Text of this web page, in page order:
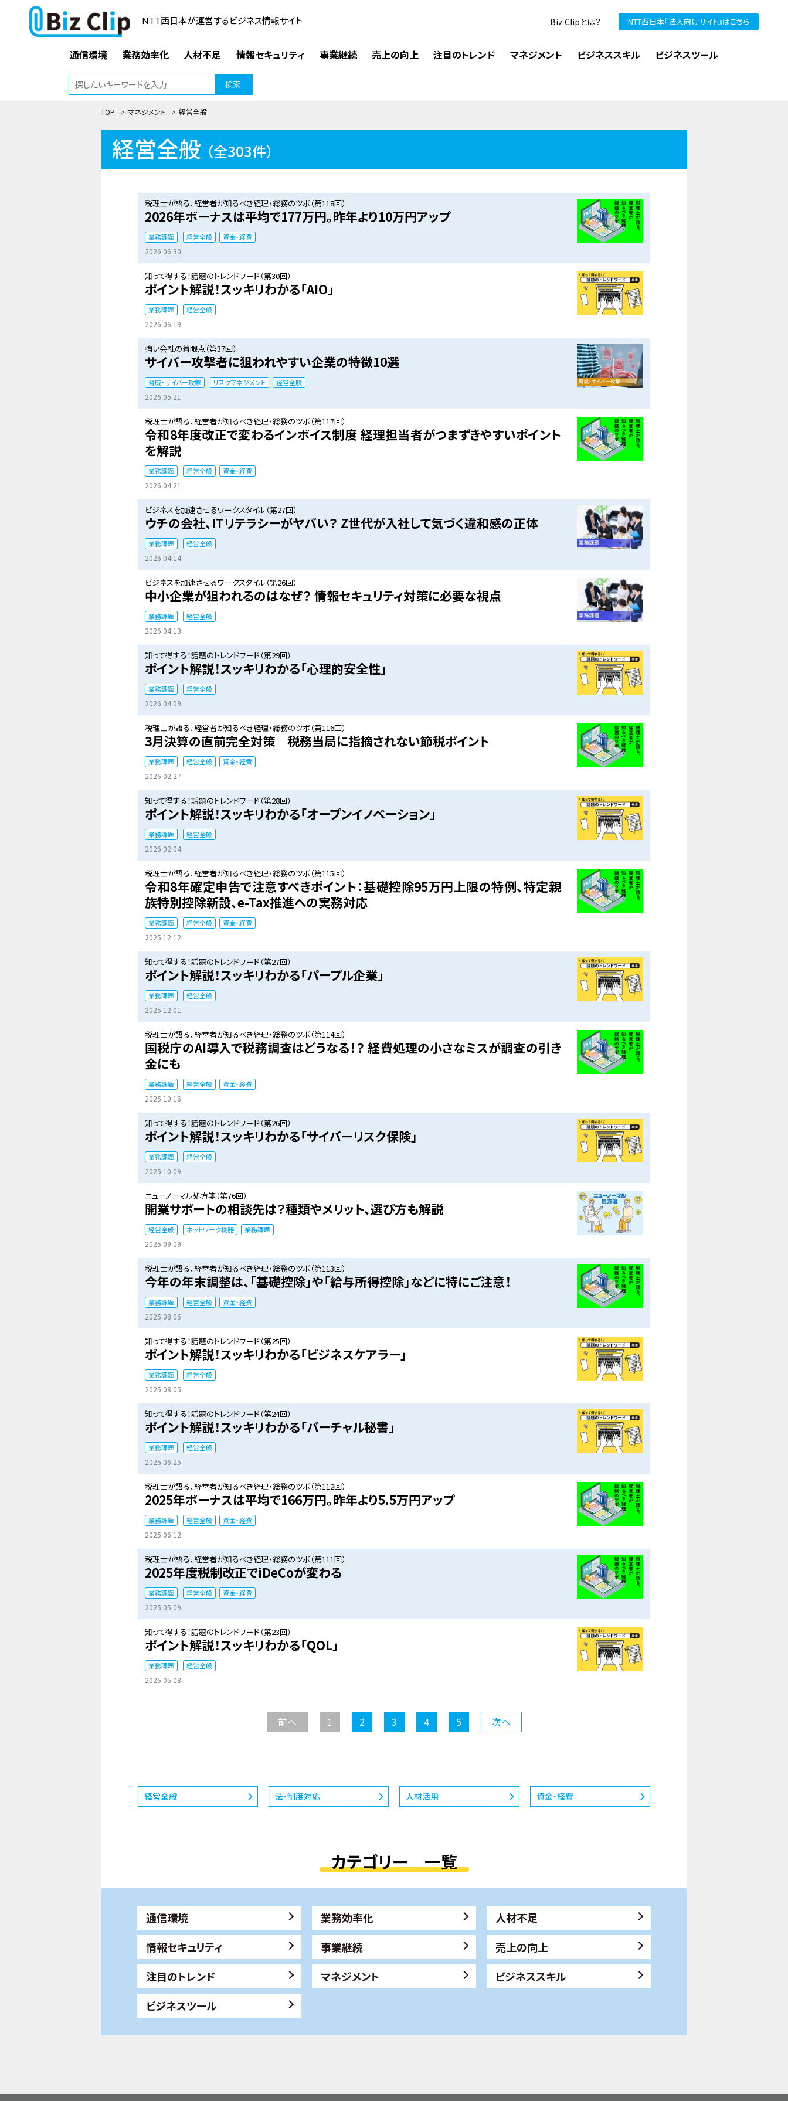
NTT西日本が運営するビジネス情報サイト Biz Clipとは？ NTT西日本『法人向けサイト』はこちら
通信環境 業務効率化 人材不足 情報セキュリティ 事業継続 売上の向上 注目のトレンド マネジメント ビジネススキル ビジネスツール
検索
TOP > マネジメント > 経営全般
経営全般 （全303件）
税理士が語る、経営者が知るべき経理・総務のツボ（第118回）
2026年ボーナスは平均で177万円。昨年より10万円アップ
業務課題 経営全般 資金・経費
2026.06.30
知って得する！話題のトレンドワード（第30回）
ポイント解説！スッキリわかる「AIO」
業務課題 経営全般
2026.06.19
強い会社の着眼点（第37回）
サイバー攻撃者に狙われやすい企業の特徴10選
脅威・サイバー攻撃 リスクマネジメント 経営全般
2026.05.21
税理士が語る、経営者が知るべき経理・総務のツボ（第117回）
令和8年度改正で変わるインボイス制度 ――経理担当者がつまずきやすいポイント
を解説
業務課題 経営全般 資金・経費
2026.04.21
ビジネスを加速させるワークスタイル（第27回）
ウチの会社、ITリテラシーがヤバい？ Z世代が入社して気づく違和感の正体
業務課題 経営全般
2026.04.14
ビジネスを加速させるワークスタイル（第26回）
中小企業が狙われるのはなぜ？ 情報セキュリティ対策に必要な視点
業務課題 経営全般
2026.04.13
知って得する！話題のトレンドワード（第29回）
ポイント解説！スッキリわかる「心理的安全性」
業務課題 経営全般
2026.04.09
税理士が語る、経営者が知るべき経理・総務のツボ（第116回）
3月決算の直前完全対策 税務当局に指摘されない節税ポイント
業務課題 経営全般 資金・経費
2026.02.27
知って得する！話題のトレンドワード（第28回）
ポイント解説！スッキリわかる「オープンイノベーション」
業務課題 経営全般
2026.02.04
税理士が語る、経営者が知るべき経理・総務のツボ（第115回）
令和8年確定申告で注意すべきポイント：基礎控除95万円上限の特例、特定親
族特別控除新設、e-Tax推進への実務対応
業務課題 経営全般 資金・経費
2025.12.12
知って得する！話題のトレンドワード（第27回）
ポイント解説！スッキリわかる「パープル企業」
業務課題 経営全般
2025.12.01
税理士が語る、経営者が知るべき経理・総務のツボ（第114回）
国税庁のAI導入で税務調査はどうなる！？ 経費処理の小さなミスが調査の引き
金にも
業務課題 経営全般 資金・経費
2025.10.16
知って得する！話題のトレンドワード（第26回）
ポイント解説！スッキリわかる「サイバーリスク保険」
業務課題 経営全般
2025.10.09
ニューノーマル処方箋（第76回）
開業サポートの相談先は？種類やメリット、選び方も解説
経営全般 ネットワーク機器 業務課題
2025.09.09
税理士が語る、経営者が知るべき経理・総務のツボ（第113回）
今年の年末調整は、「基礎控除」や「給与所得控除」などに特にご注意！
業務課題 経営全般 資金・経費
2025.08.06
知って得する！話題のトレンドワード（第25回）
ポイント解説！スッキリわかる「ビジネスケアラー」
業務課題 経営全般
2025.08.05
知って得する！話題のトレンドワード（第24回）
ポイント解説！スッキリわかる「バーチャル秘書」
業務課題 経営全般
2025.06.25
税理士が語る、経営者が知るべき経理・総務のツボ（第112回）
2025年ボーナスは平均で166万円。昨年より5.5万円アップ
業務課題 経営全般 資金・経費
2025.06.12
税理士が語る、経営者が知るべき経理・総務のツボ（第111回）
2025年度税制改正でiDeCoが変わる
業務課題 経営全般 資金・経費
2025.05.09
知って得する！話題のトレンドワード（第23回）
ポイント解説！スッキリわかる「QOL」
業務課題 経営全般
2025.05.08
前へ 1 2 3 4 5 次へ
経営全般 法・制度対応 人材活用 資金・経費
カテゴリー 一覧
通信環境 業務効率化
人材不足
情報セキュリティ
事業継続
売上の向上
注目のトレンド
マネジメント
ビジネススキル
ビジネスツール